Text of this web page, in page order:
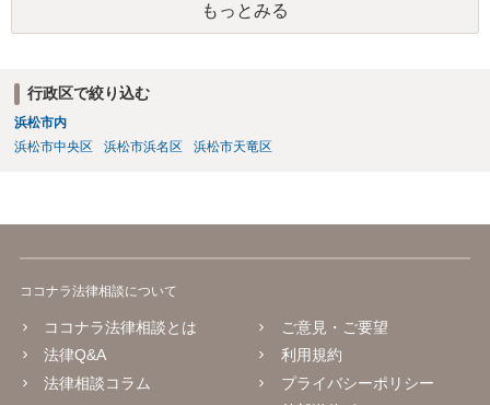
もっとみる
行政区で絞り込む
浜松市内
浜松市中央区
浜松市浜名区 浜松市天竜区
ココナラ法律相談について
ココナラ法律相談とは
法律Q&A
法律相談コラム
ご意見・ご要望
利用規約
プライバシーポリシー